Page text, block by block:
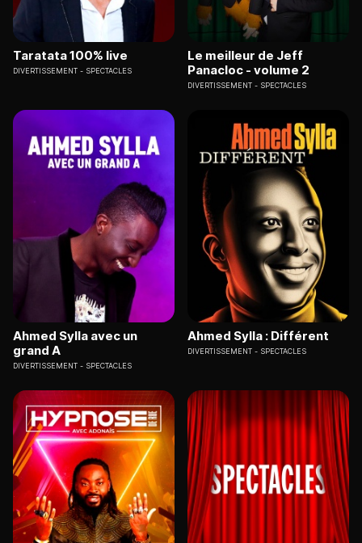
Taratata 100% live
DIVERTISSEMENT SPECTACLES
Le meilleur de Jeff
Panacloc - volume 2
DIVERTISSEMENT SPECTACLES
Ahmed Sylla avec un
grand A
DIVERTISSEMENT SPECTACLES
Ahmed Sylla : Différent
DIVERTISSEMENT SPECTACLES